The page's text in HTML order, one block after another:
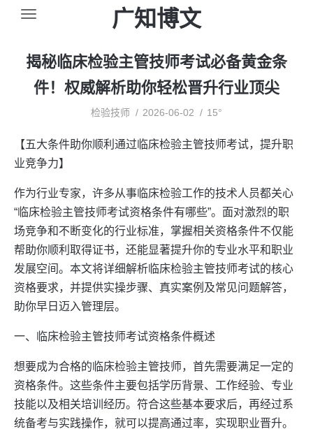
广知博文
揭秘临床检验主管技师考试必备黄金条
件！权威解析助你轻松晋升行业顶尖
检验技师 2026-06-02 15°
【五大条件助你顺利通过临床检验主管技师考试，提升职
业竞争力】
作为行业专家，许多从事临床检验工作的技术人员都关心
“临床检验主管技师考试资格条件有哪些”。面对激烈的职
场竞争和不断变化的行业标准，掌握相关资格条件不仅能
帮助你顺利取得证书，还能显著提升你的专业水平和职业
发展空间。本文将详细解析临床检验主管技师考试的核心
资格要求，并提供实操步骤、真实案例及常见问题解答，
助你早日迈入管理层。
一、临床检验主管技师考试资格条件概述
想要成为合格的临床检验主管技师，首先需要满足一定的
资格条件。这些条件主要包括学历背景、工作经验、专业
技能以及相关培训经历。符合这些基本要求后，再经过系
统备考与实践操作，就可以提高通过率，实现职业晋升。